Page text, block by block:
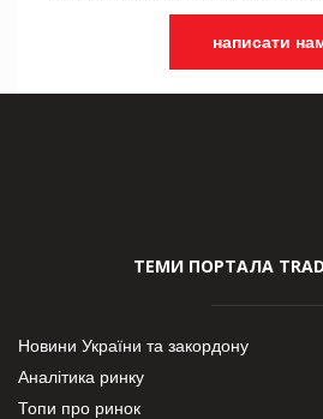
написати
ТЕМИ ПОРТАЛА
Новини України та закордону
Аналітика ринку
Топи про ринок